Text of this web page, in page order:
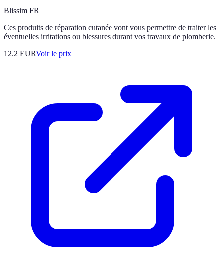
Blissim FR
Ces produits de réparation cutanée vont vous permettre de traiter les
éventuelles irritations ou blessures durant vos travaux de plomberie.
12.2 EURVoir le prix